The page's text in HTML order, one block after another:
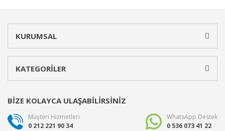
KURUMSAL
KATEGORİLER
BİZE KOLAYCA ULAŞABİLİRSİNİZ
Müşteri Hizmetleri
0 212 221 90 34
WhatsApp Destek
0 536 073 41 22